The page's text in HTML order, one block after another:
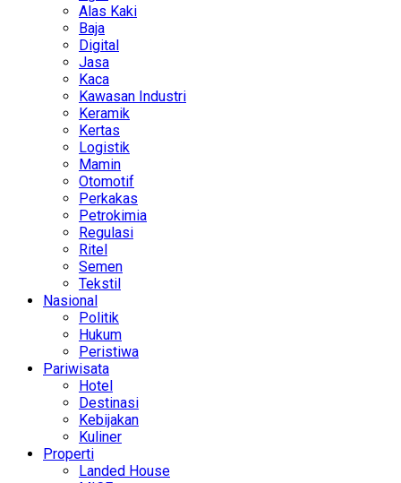
Alas Kaki
Baja
Digital
Jasa
Kaca
Kawasan Industri
Keramik
Kertas
Logistik
Mamin
Otomotif
Perkakas
Petrokimia
Regulasi
Ritel
Semen
Tekstil
Nasional
Politik
Hukum
Peristiwa
Pariwisata
Hotel
Destinasi
Kebijakan
Kuliner
Properti
Landed House